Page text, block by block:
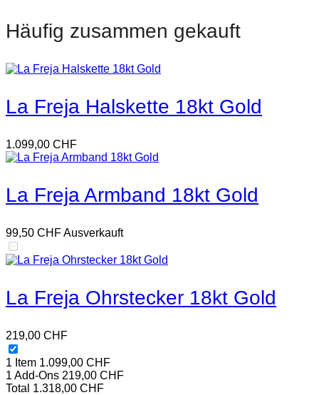
Häufig zusammen gekauft
La Freja Halskette 18kt Gold
1.099,00 CHF
La Freja Armband 18kt Gold
99,50 CHFAusverkauft
La Freja Ohrstecker 18kt Gold
219,00 CHF
1 Item 1.099,00 CHF
1 Add-Ons 219,00 CHF
Total 1.318,00 CHF